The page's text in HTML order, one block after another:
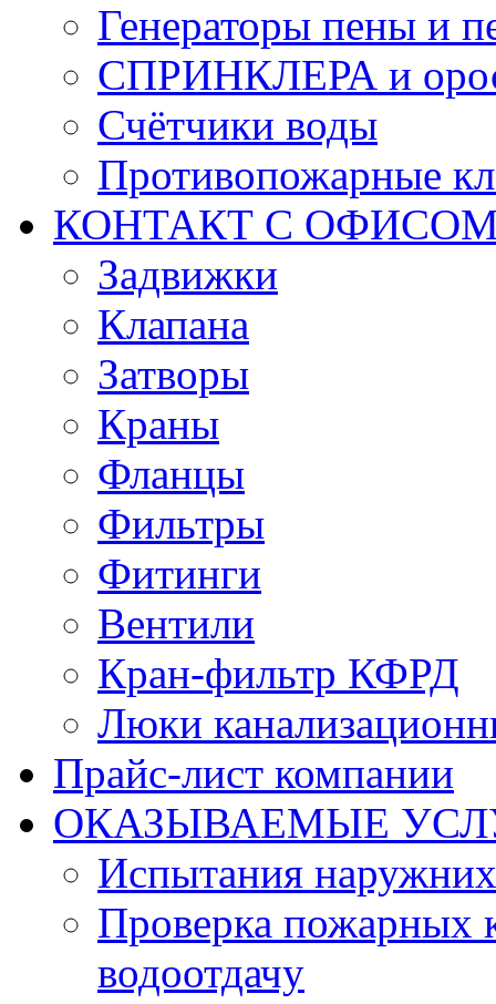
Генераторы пены и
СПРИНКЛЕРА и
Счётчики воды
Противопожарные
КОНТАКТ С ОФИСОМ
Задвижки
Клапана
Затворы
Краны
Фланцы
Фильтры
Фитинги
Вентили
Кран-фильтр КФРД
Люки
Прайс-лист компании
ОКАЗЫВАЕМЫЕ
Испытания
Проверка пожарных
водоотдачу